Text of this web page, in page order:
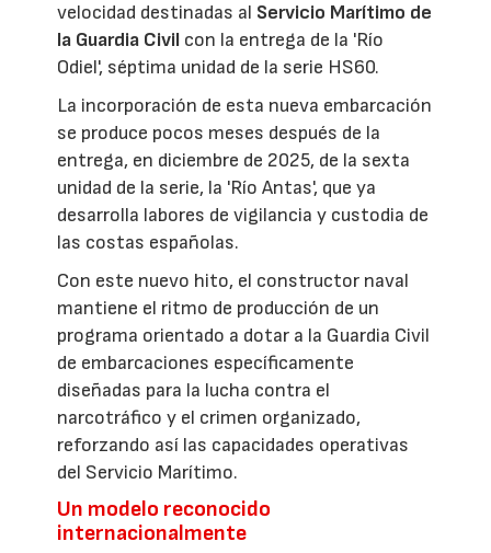
velocidad destinadas al Servicio Marítimo de
la Guardia Civil con la entrega de la 'Río
Odiel', séptima unidad de la serie HS60.
La incorporación de esta nueva embarcación
se produce pocos meses después de la
entrega, en diciembre de 2025, de la sexta
unidad de la serie, la 'Río Antas', que ya
desarrolla labores de vigilancia y custodia de
las costas españolas.
Con este nuevo hito, el constructor naval
mantiene el ritmo de producción de un
programa orientado a dotar a la Guardia Civil
de embarcaciones específicamente
diseñadas para la lucha contra el
narcotráfico y el crimen organizado,
reforzando así las capacidades operativas
del Servicio Marítimo.
Un modelo reconocido
internacionalmente